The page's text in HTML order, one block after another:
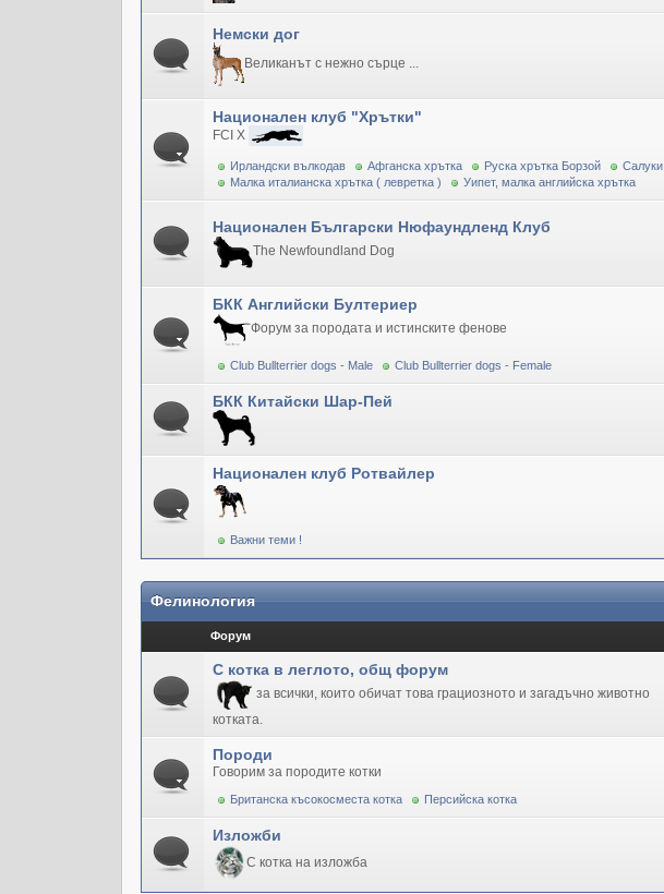
Немски дог
Великанът с нежно сърце ...
Национален клуб "Хрътки"
FCI X
Ирландски вълкодав Афганска хрътка Руска хрътка Борзой
Салуки
Малка италианска хрътка ( левретка )
Уипет, малка английска хрътка
Национален Български Нюфаундленд Клуб
The Newfoundland Dog
БКК Английски Бултериер
Форум за породата и истинските фенове
Club Bullterrier dogs - Male Club Bullterrier dogs - Female
БКК Китайски Шар-Пей
Национален клуб Ротвайлер
Важни теми !
Фелинология
Форум
С котка в леглото, общ форум
за всички, които обичат това грациозното и загадъчно животно
котката.
Породи
Говорим за породите котки
Британска късокосместа котка Персийска котка
Изложби
С котка на изложба